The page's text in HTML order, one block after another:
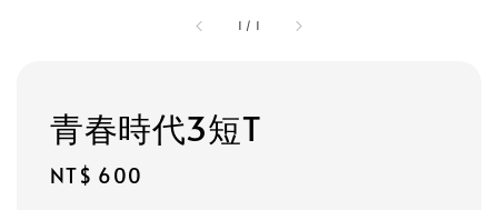
1 / 1
青春時代3短T
Regular
NT$ 600